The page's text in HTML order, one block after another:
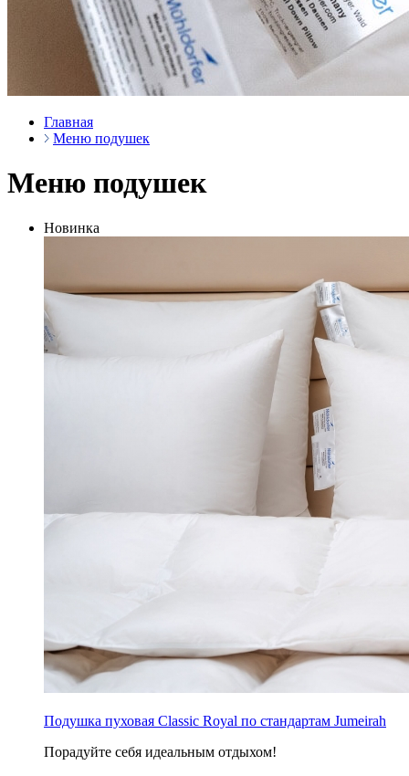
Главная
Меню подушек
Меню подушек
Новинка
Подушка пуховая Classic Royal по стандартам Jumeirah
Порадуйте себя идеальным отдыхом!